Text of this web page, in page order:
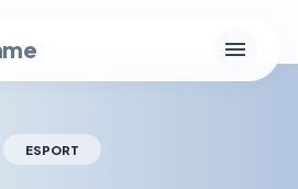
menu
ESPORT